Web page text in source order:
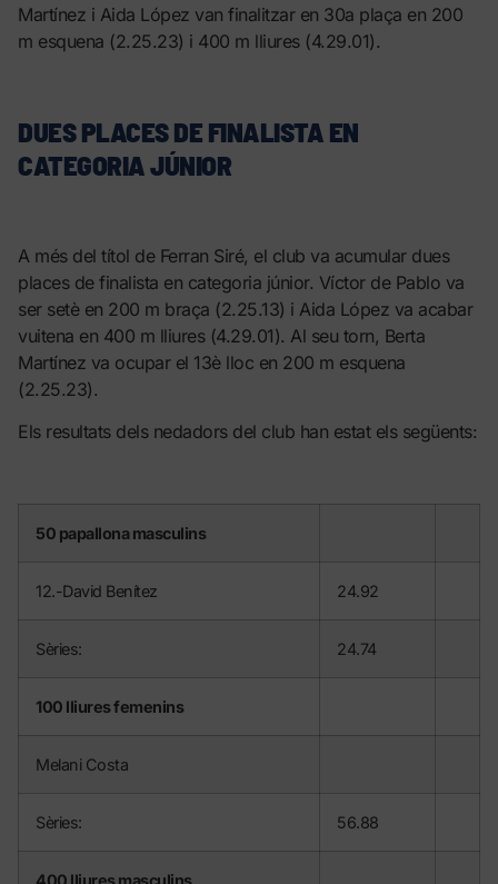
Martínez i Aida López van finalitzar en 30a plaça en 200
m esquena (2.25.23) i 400 m lliures (4.29.01).
DUES PLACES DE FINALISTA EN
CATEGORIA JÚNIOR
A més del títol de Ferran Siré, el club va acumular dues
places de finalista en categoria júnior. Víctor de Pablo va
ser setè en 200 m braça (2.25.13) i Aida López va acabar
vuitena en 400 m lliures (4.29.01). Al seu torn, Berta
Martínez va ocupar el 13è lloc en 200 m esquena
(2.25.23).
Els resultats dels nedadors del club han estat els següents:
50 papallona masculins
12.-David Benítez 24.92
Sèries: 24.74
100 lliures femenins
Melani Costa
Sèries: 56.88
400 lliures masculins